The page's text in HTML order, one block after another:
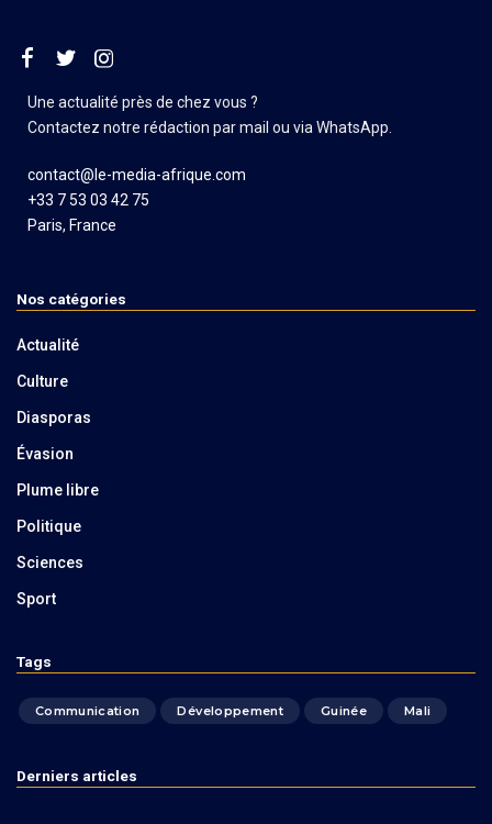
Une actualité près de chez vous ?
Contactez notre rédaction par mail ou via WhatsApp.
contact@le-media-afrique.com
+33 7 53 03 42 75
Paris, France
Nos catégories
Actualité
Culture
Diasporas
Évasion
Plume libre
Politique
Sciences
Sport
Tags
Communication Développement Guinée Mali
Derniers articles